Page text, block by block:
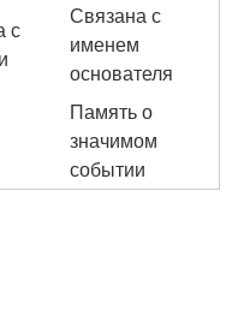
с
Связана с
именем
основателя
Память о
значимом
событии